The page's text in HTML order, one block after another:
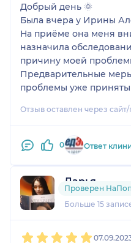
Добрый день 🌞
Была вчера у Ирины
На приёме она меня
назначила
причину моей
Предварительные
проблемы уже приняты
видно, что со мной.
слышит пациента.
Благодарю за Ваш труд
Отзыв оставлен через
0 Ответ
Дарья
8 отзывов
Больше 15
Проверен